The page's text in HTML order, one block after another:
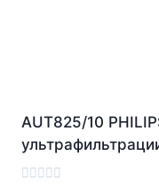
AUT825/10